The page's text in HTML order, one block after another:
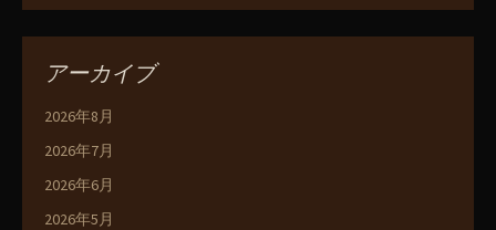
アーカイブ
2026年8月
2026年7月
2026年6月
2026年5月